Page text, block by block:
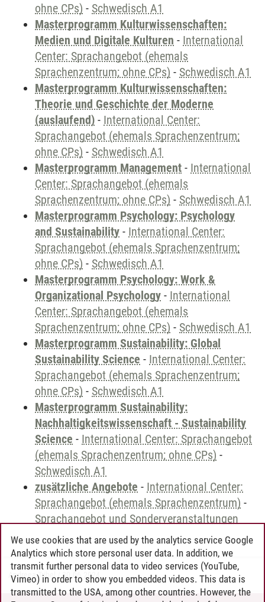
ohne CPs) - Schwedisch A1
Masterprogramm Kulturwissenschaften:
Medien und Digitale Kulturen - International
Center: Sprachangebot (ehemals
Sprachenzentrum; ohne CPs) - Schwedisch A1
Masterprogramm Kulturwissenschaften:
Theorie und Geschichte der Moderne
(auslaufend) - International Center:
Sprachangebot (ehemals Sprachenzentrum;
ohne CPs) - Schwedisch A1
Masterprogramm Management - International
Center: Sprachangebot (ehemals
Sprachenzentrum; ohne CPs) - Schwedisch A1
Masterprogramm Psychology: Psychology
and Sustainability - International Center:
Sprachangebot (ehemals Sprachenzentrum;
ohne CPs) - Schwedisch A1
Masterprogramm Psychology: Work &
Organizational Psychology - International
Center: Sprachangebot (ehemals
Sprachenzentrum; ohne CPs) - Schwedisch A1
Masterprogramm Sustainability: Global
Sustainability Science - International Center:
Sprachangebot (ehemals Sprachenzentrum;
ohne CPs) - Schwedisch A1
Masterprogramm Sustainability:
Nachhaltigkeitswissenschaft - Sustainability
Science - International Center: Sprachangebot
(ehemals Sprachenzentrum; ohne CPs) -
Schwedisch A1
zusätzliche Angebote - International Center:
Sprachangebot (ehemals Sprachenzentrum) -
Sprachangebot und Sonderveranstaltungen
Andreea Tribel 30.06.2024
We use cookies that are used by the analytics service Google
Analytics which store personal user data. In addition, we
transmit further personal data to video services (YouTube,
Vimeo) in order to show you embedded videos. This data is
transmitted to the USA, among other countries. However, the